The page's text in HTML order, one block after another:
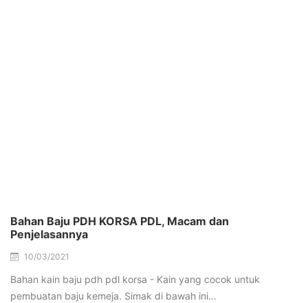
Bahan Baju PDH KORSA PDL, Macam dan
Penjelasannya
10/03/2021
Bahan kain baju pdh pdl korsa - Kain yang cocok untuk
pembuatan baju kemeja. Simak di bawah ini…